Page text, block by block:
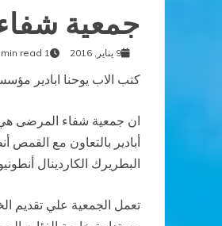
جمعية
9 يناير, 2016 1 min read
كتب الاب يوحنا ابادير
أبادير بالتعاون مع
البطريرك الكاردينال
تعمل الجمعية علي تقديم